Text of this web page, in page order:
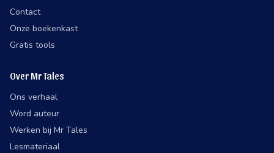
Contact
Onze boekenkast
Gratis tools
Over Mr Tales
Ons verhaal
Word auteur
Werken bij Mr Tales
Lesmateriaal